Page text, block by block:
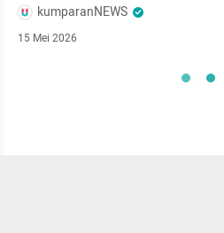
kumparanNEWS
15 Mei 2026